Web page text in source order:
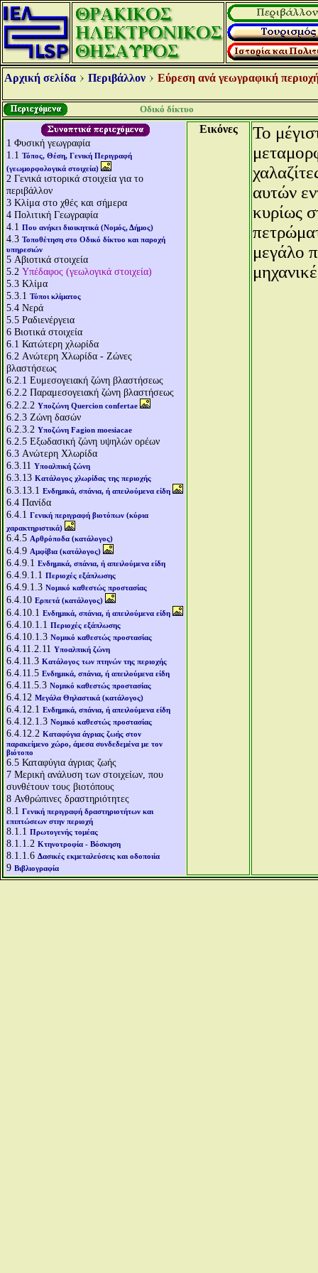
Αρχική σελίδα Περιβάλλον Εύρεση ανά γεωγραφική
Οδικό δίκτυο
1 Φυσική γεωγραφία
1.1 Τόπος, Θέση, Γενική Περιγραφή
(γεωμορφολογικά στοιχεία)
2 Γενικά ιστορικά στοιχεία για το
περιβάλλον
3 Κλίμα στο χθές και σήμερα
4 Πολιτική Γεωγραφία
4.1 Που ανήκει διοικητικά (Νομός, Δήμος)
4.3 Τοποθέτηση στο Οδικό δίκτυο και παροχή
υπηρεσιών
5 Αβιοτικά στοιχεία
5.2 Υπέδαφος (γεωλογικά στοιχεία)
5.3 Κλίμα
5.3.1 Τύποι κλίματος
5.4 Νερά
5.5 Ραδιενέργεια
6 Βιοτικά στοιχεία
6.1 Κατώτερη χλωρίδα
6.2 Aνώτερη Χλωρίδα - Ζώνες
βλαστήσεως
6.2.1 Ευμεσογειακή ζώνη βλαστήσεως
6.2.2 Παραμεσογειακή ζώνη βλαστήσεως
6.2.2.2 Υποζώνη Quercion confertae
6.2.3 Ζώνη δασών
6.2.3.2 Υποζώνη Fagion moesiacae
6.2.5 Εξωδασική ζώνη υψηλών ορέων
6.3 Aνώτερη Χλωρίδα
6.3.11 Υποαλπική ζώνη
6.3.13 Κατάλογος χλωρίδας της περιοχής
6.3.13.1 Ενδημικά, σπάνια, ή απειλούμενα είδη
6.4 Πανίδα
6.4.1 Γενική περιγραφή βιοτόπων (κύρια
χαρακτηριστικά)
6.4.5 Αρθρόποδα (κατάλογος)
6.4.9 Αμφίβια (κατάλογος)
6.4.9.1 Ενδημικά, σπάνια, ή απειλούμενα είδη
6.4.9.1.1 Περιοχές εξάπλωσης
6.4.9.1.3 Νομικό καθεστώς προστασίας
6.4.10 Ερπετά (κατάλογος)
6.4.10.1 Ενδημικά, σπάνια, ή απειλούμενα είδη
6.4.10.1.1 Περιοχές εξάπλωσης
6.4.10.1.3 Νομικό καθεστώς προστασίας
6.4.11.2.11 Υποαλπική ζώνη
6.4.11.3 Κατάλογος των πτηνών της περιοχής
6.4.11.5 Ενδημικά, σπάνια, ή απειλούμενα είδη
6.4.11.5.3 Νομικό καθεστώς προστασίας
6.4.12 Μεγάλα Θηλαστικά (κατάλογος)
6.4.12.1 Ενδημικά, σπάνια, ή απειλούμενα είδη
6.4.12.1.3 Νομικό καθεστώς προστασίας
6.4.12.2 Καταφύγια άγριας ζωής στον
παρακείμενο χώρο, άμεσα συνδεδεμένα με τον
βιότοπο
6.5 Καταφύγια άγριας ζωής
7 Μερική ανάλυση των στοιχείων, που
συνθέτουν τους βιοτόπους
8 Ανθρώπινες δραστηριότητες
8.1 Γενική περιγραφή δραστηριοτήτων και
επιπτώσεων στην περιοχή
8.1.1 Πρωτογενής τομέας
8.1.1.2 Κτηνοτροφία - Βόσκηση
8.1.1.6 Δασικές εκμεταλεύσεις και οδοποιία
9 Βιβλιογραφία
Εικόνες
Το
αυτών
κυρίως
μεγάλο